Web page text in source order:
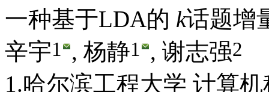
一种基于LDA的 k话题增
辛宇1 , 杨静1 , 谢志强2
1.哈尔滨工程大学 计算